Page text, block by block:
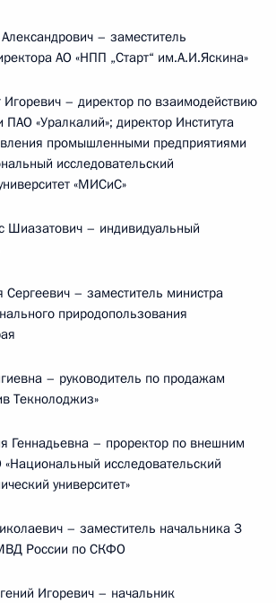
– заместитель
АО «НПП „Старт“ им.А.И.Яскина»
– директор по взаимодействию
ПАО «Уралкалий»; директор Института
промышленными предприятиями
исследовательский
«МИСиС»
– индивидуальный
– заместитель министра
природопользования
– руководитель по продажам
Текнолоджиз»
– проректор по внешним
исследовательский
университет»
– заместитель начальника 3
России по СКФО
Игоревич – начальник